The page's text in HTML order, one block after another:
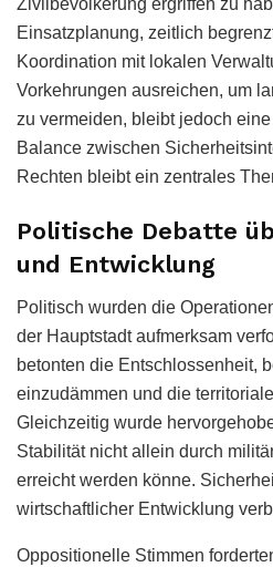
Einsatzplanung, zeitlich
Koordination mit lokalen
Vorkehrungen ausreichen, um
zu vermeiden, bleibt jedoch
Balance zwischen
Rechten bleibt ein zentrales
Politische Debatte
und Entwicklung
Politisch wurden die
der Hauptstadt aufmerksam
betonten die Entschlossenheit,
einzudämmen und die
Gleichzeitig wurde
Stabilität nicht allein durch
erreicht werden könne.
wirtschaftlicher Entwicklung
Oppositionelle Stimmen